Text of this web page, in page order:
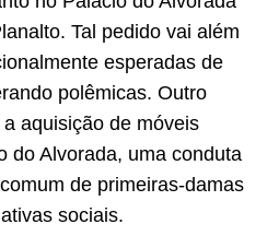
Tal pedido vai além
esperadas de
polêmicas. Outro
aquisição de móveis
do Alvorada, uma conduta
de primeiras-damas
sociais.